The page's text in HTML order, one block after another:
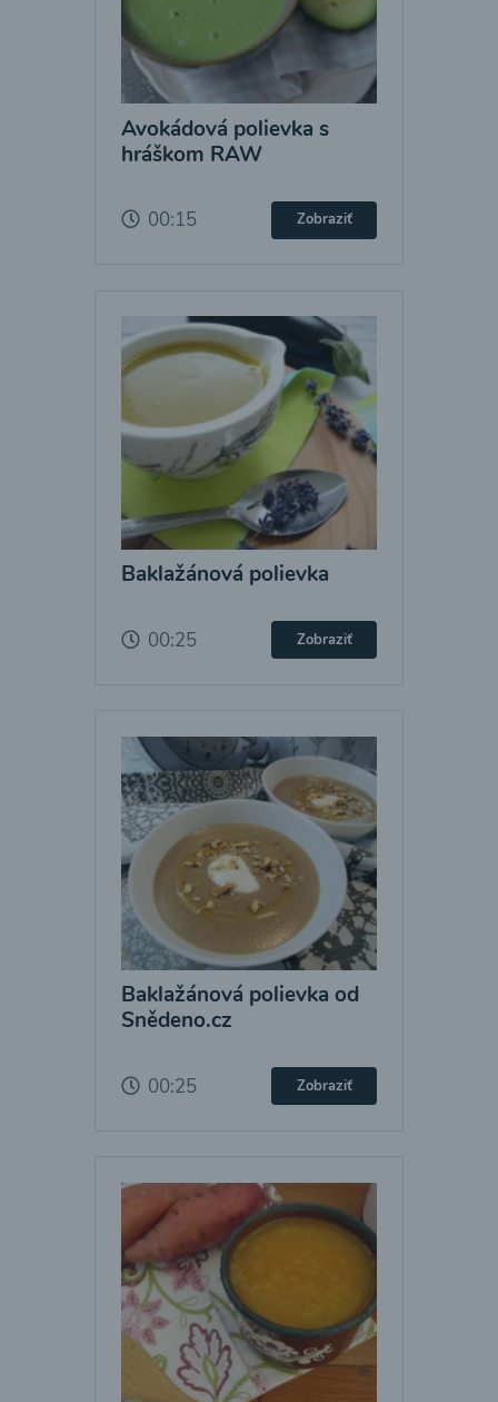
Avokádová polievka s
hráškom RAW
00:15 Zobraziť
Baklažánová polievka
00:25 Zobraziť
Baklažánová polievka od
Snědeno.cz
00:25 Zobraziť